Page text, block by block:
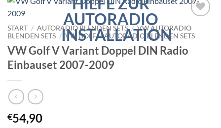
Zu
Wunschliste
START / AUTORADIO BLENDEN SETS / VW AUTORADIO
BLENDEN SETS / VW GOLF V AUTORADIO BLENDEN SETS
VW Golf V Variant Doppel DIN Radio
Einbauset 2007-2009
€54,90